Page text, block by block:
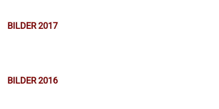
BILDER 2017
BILDER 2016